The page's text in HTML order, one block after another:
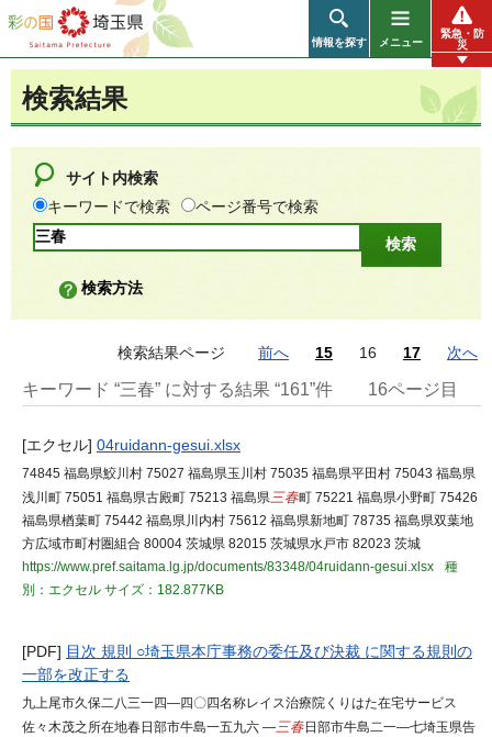
彩の国 埼玉県
情報を探す メニュー
緊急・防
災
検索結果
サイト内検索
キーワードで検索
ページ番号で検索
検索方法
検索結果ページ 前へ 15 16 17 次へ
キーワード “三春” に対する結果 “161”件 16ページ目
[エクセル] 04ruidann-gesui.xlsx
74845 福島県鮫川村 75027 福島県玉川村 75035 福島県平田村 75043 福島県
浅川町 75051 福島県古殿町 75213 福島県三春町 75221 福島県小野町 75426
福島県楢葉町 75442 福島県川内村 75612 福島県新地町 78735 福島県双葉地
方広域市町村圏組合 80004 茨城県 82015 茨城県水戸市 82023 茨城
https://www.pref.saitama.lg.jp/documents/83348/04ruidann-gesui.xlsx
種
別：エクセル サイズ：182.877KB
[PDF] 目次 規則 ○埼玉県本庁事務の委任及び決裁 に関する規則の
一部を改正する
九上尾市久保二八三一四―四〇四名称レイス治療院くりはた在宅サービス
佐々木茂之所在地春日部市牛島一五九六 ―三春日部市牛島二一―七埼玉県告